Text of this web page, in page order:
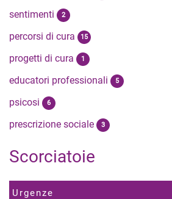
sentimenti 2
percorsi di cura 15
progetti di cura 1
educatori professionali 5
psicosi 6
prescrizione sociale 3
Scorciatoie
Urgenze